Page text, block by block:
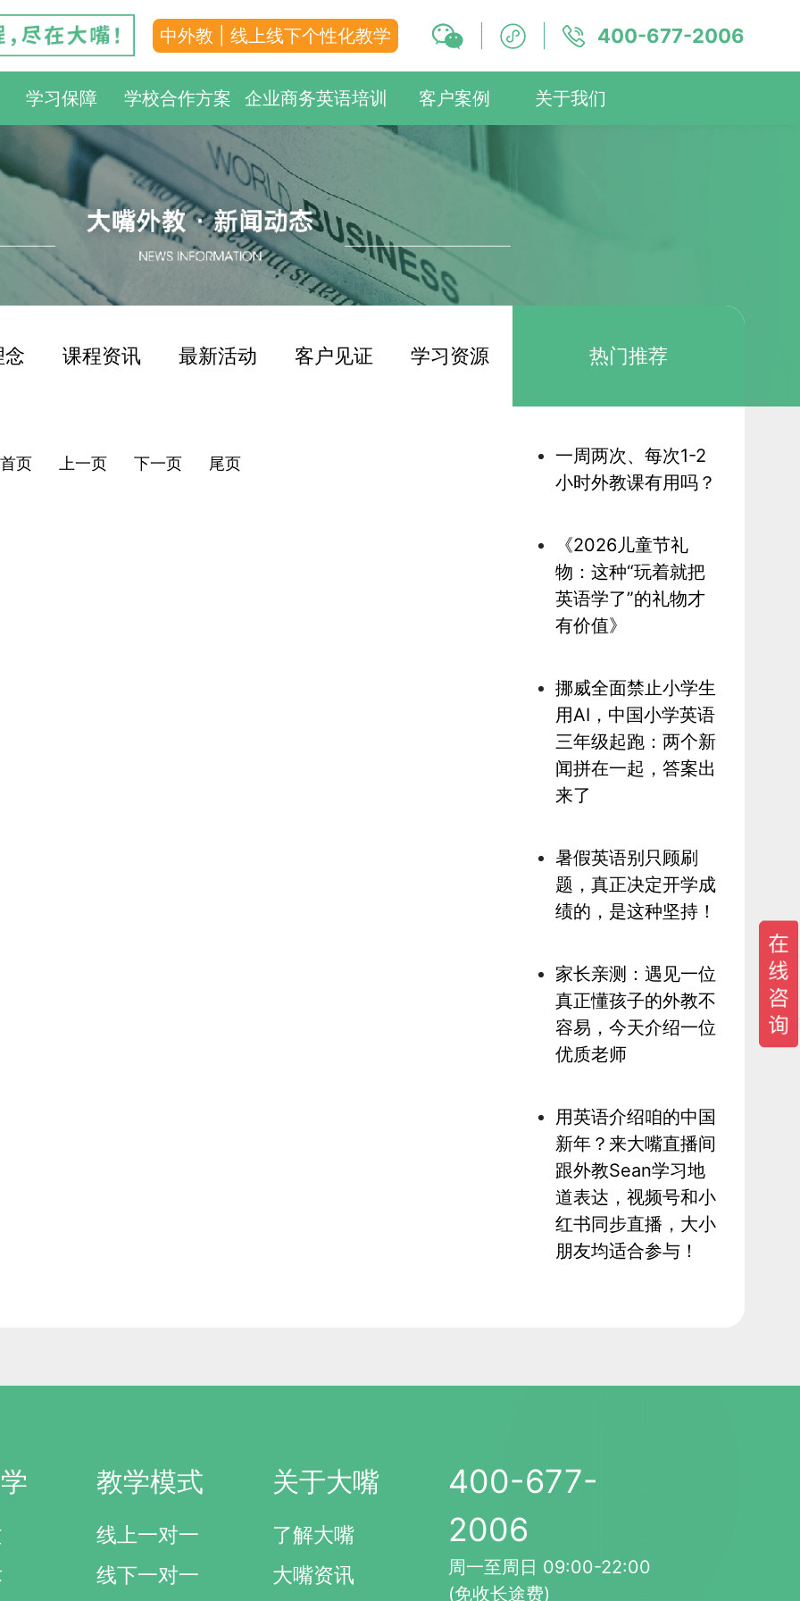
中外教 | 线上线下个性化教学 400-677-2006
学习保障 学校合作方案 企业商务英语培训 客户案例 关于我们
念 课程资讯 最新活动 客户见证 学习资源 热门推荐
页 上一页 下一页 尾页
一周两次、每次1-2
小时外教课有用吗？
《2026儿童节礼
物：这种“玩着就把
英语学了”的礼物才
有价值》
挪威全面禁止小学生
用AI，中国小学英语
三年级起跑：两个新
闻拼在一起，答案出
来了
暑假英语别只顾刷
题，真正决定开学成
绩的，是这种坚持！
家长亲测：遇见一位
真正懂孩子的外教不
容易，今天介绍一位
优质老师
用英语介绍咱的中国
新年？来大嘴直播间
跟外教Sean学习地
道表达，视频号和小
红书同步直播，大小
朋友均适合参与！
教学模式
线上一对一
线下一对一
关于大嘴
了解大嘴
大嘴资讯
400-677-
2006
周一至周日 09:00-22:00
(免收长途费)